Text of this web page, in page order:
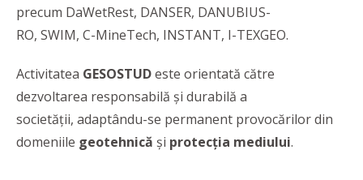
precum DaWetRest, DANSER, DANUBIUS-
RO, SWIM, C-MineTech, INSTANT, I-TEXGEO.
Activitatea GESOSTUDeste orientată către
dezvoltarea responsabilă și durabilă a
societății, adaptându-se permanent provocărilor din
domeniile geotehnică și protecția mediului.